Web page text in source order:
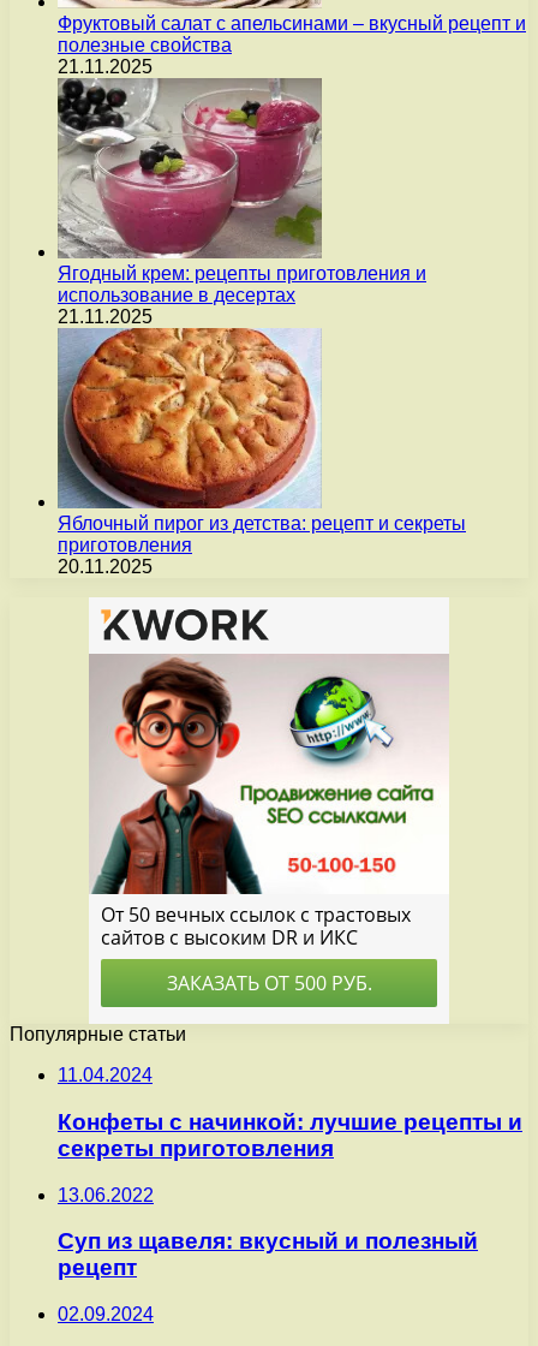
Фруктовый салат с апельсинами – вкусный рецепт и
полезные свойства
21.11.2025
Ягодный крем: рецепты приготовления и
использование в десертах
21.11.2025
Яблочный пирог из детства: рецепт и секреты
приготовления
20.11.2025
Популярные статьи
11.04.2024
Конфеты с начинкой: лучшие рецепты и
секреты приготовления
13.06.2022
Суп из щавеля: вкусный и полезный
рецепт
02.09.2024